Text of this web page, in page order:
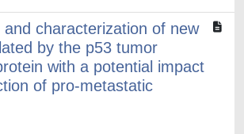
and characterization of new
by the p53 tumor
with a potential impact
of pro-metastatic